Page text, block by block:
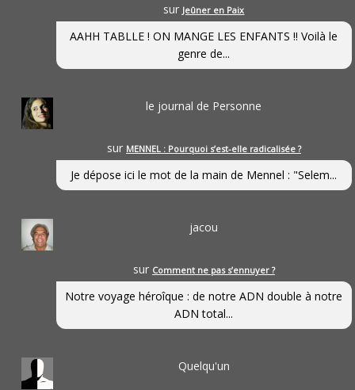
sur Jeûner en Paix
AAHH TABLLE ! ON MANGE LES ENFANTS !! Voilà le
genre de...
le journal de Personne
sur MENNEL : Pourquoi s’est-elle radicalisée ?
Je dépose ici le mot de la main de Mennel : "Selem...
jacou
sur Comment ne pas s’ennuyer ?
Notre voyage héroîque : de notre ADN double à notre
ADN total...
Quelqu'un